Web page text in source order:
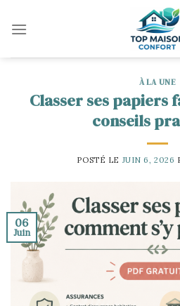
À LA UNE
Classer ses papiers
conseils
POSTÉ LE JUIN 6, 2026
06
Juin